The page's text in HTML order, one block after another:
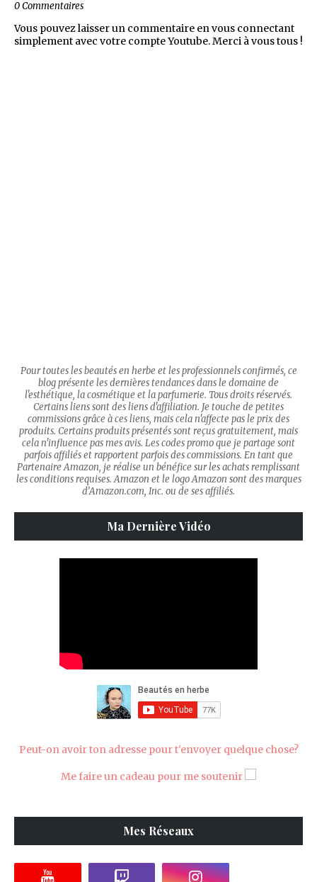
0 Commentaires
Vous pouvez laisser un commentaire en vous connectant
simplement avec votre compte Youtube. Merci à vous tous !
Pour toutes les beautés en herbe et les professionnels confirmés, ce
blog présente les dernières tendances dans le domaine de
l'esthétique, la cosmétique et la parfumerie. Tous droits réservés.
Certains liens sont des liens d'affiliation. Je touche de petites
commissions grâce à ces liens, mais cela n'affecte pas le prix des
produits. Certains produits présentés sont reçus gratuitement, mais
cela n'influence pas mes avis. Les codes promo que je partage sont
parfois affiliés et rapportent parfois des commissions. En tant que
Partenaire Amazon, je réalise un bénéfice sur les achats remplissant
les conditions requises. Amazon et le logo Amazon sont des marques
d’Amazon.com, Inc. ou de ses affiliés.
Ma Dernière Vidéo
Peut-on avoir ton adresse pour t'envoyer quelque chose?
Me faire un cadeau pour me soutenir
Mes Réseaux